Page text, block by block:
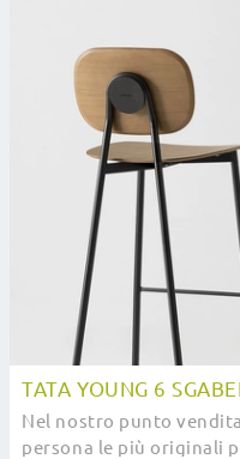
TATA YOUNG 6
Nel nostro punto
persona le più originali